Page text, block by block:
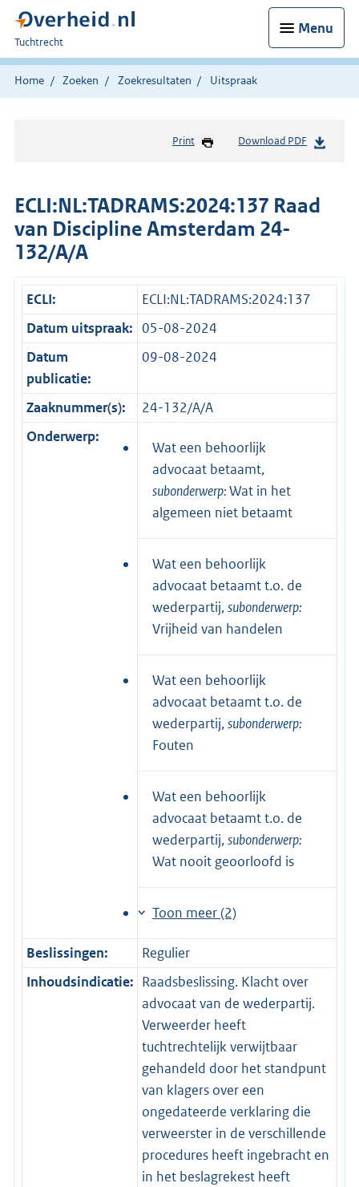
Menu
U
bent
hier:
Tuchtrecht
Home Zoeken Zoekresultaten Uitspraak
Print Download PDF
ECLI:NL:TADRAMS:2024:137 Raad
van Discipline Amsterdam 24-
132/A/A
ECLI:
ECLI:NL:TADRAMS:2024:137
Datum uitspraak: 05-08-2024
Datum
publicatie:
09-08-2024
Zaaknummer(s):
24-132/A/A
Onderwerp:
Wat een behoorlijk
advocaat betaamt,
subonderwerp:Wat in het
algemeen niet betaamt
Wat een behoorlijk
advocaat betaamt t.o. de
wederpartij,subonderwerp:
Vrijheid van handelen
Wat een behoorlijk
advocaat betaamt t.o. de
wederpartij,subonderwerp:
Fouten
Wat een behoorlijk
advocaat betaamt t.o. de
wederpartij,subonderwerp:
Wat nooit geoorloofd is
Toon meer (2)
Beslissingen:
Regulier
Inhoudsindicatie: Raadsbeslissing. Klacht over
advocaat van de wederpartij.
Verweerder heeft
tuchtrechtelijk verwijtbaar
gehandeld door het standpunt
van klagers over een
ongedateerde verklaring die
verweerster in de verschillende
procedures heeft ingebracht en
in het beslagrekest heeft